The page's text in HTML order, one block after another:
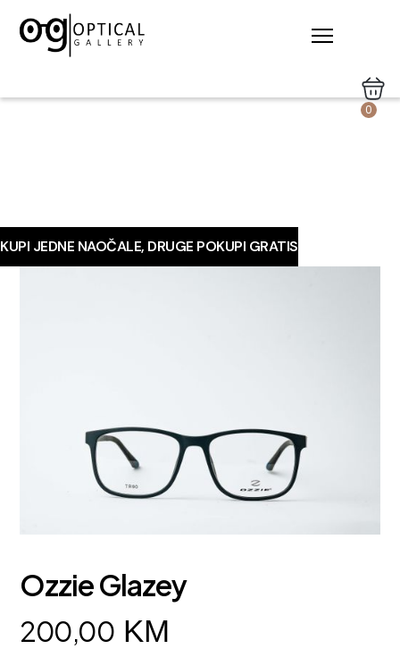
0
KUPI JEDNE NAOČALE, DRUGE POKUPI GRATIS
Ozzie Glazey
200,00 KM